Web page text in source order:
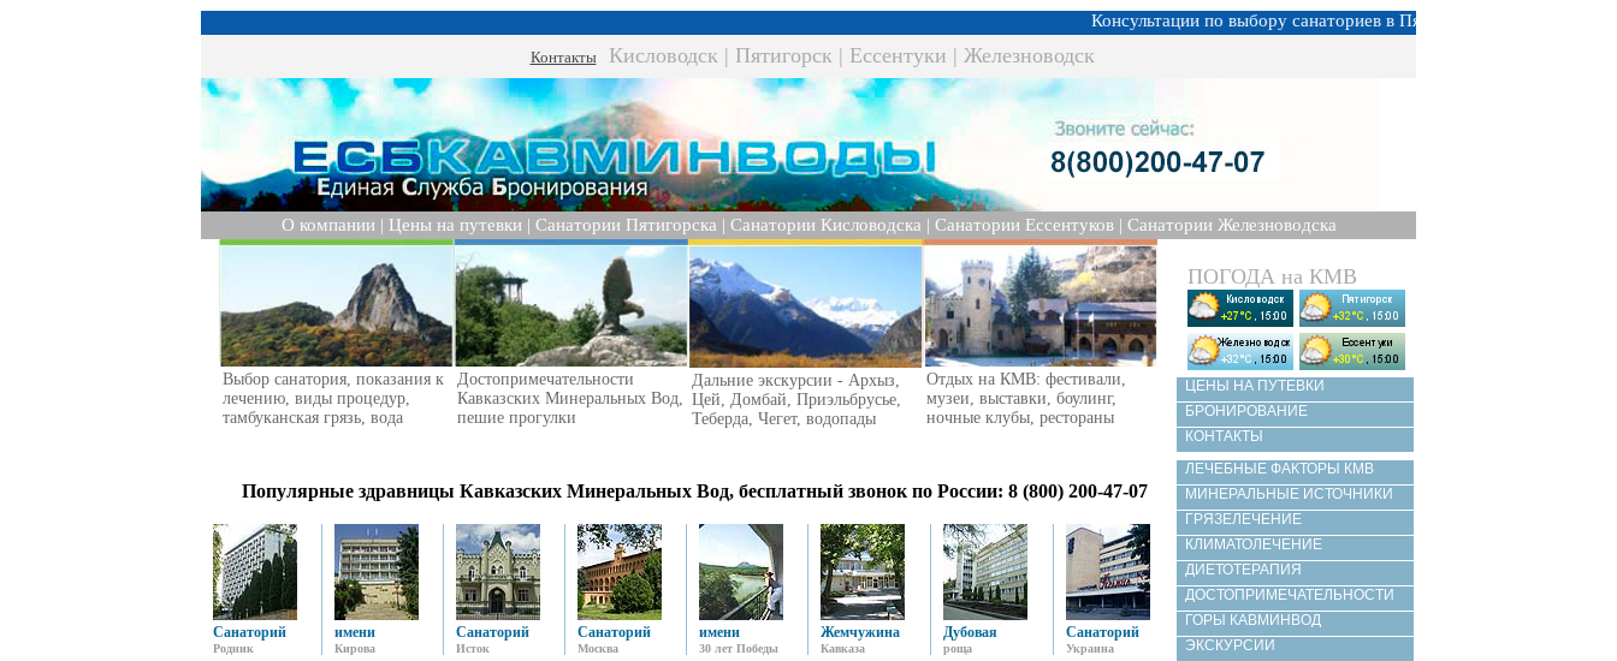
Консультации по выбору санаториев в Пятигорске, Кисловодске,
Контакты Кисловодск| Пятигорск| Ессентуки | Железноводск
О компании | Цены на путевки | Санатории Пятигорска | Санатории Кисловодска | Санатории Ессентуков| Санатории Железноводска
Выбор санатория, показания к
лечению, виды процедур,
тамбуканская грязь, вода
Достопримечательности
Кавказских Минеральных Вод,
пешие прогулки
Дальние экскурсии - Архыз,
Цей, Домбай, Приэльбрусье,
Теберда, Чегет, водопады
Отдых на КМВ: фестивали,
музеи, выставки, боулинг,
ночные клубы, рестораны
ПОГОДА на КМВ
ЦЕНЫ НА ПУТЕВКИ
БРОНИРОВАНИЕ
КОНТАКТЫ
Популярные здравницы Кавказских Минеральных Вод, бесплатный звонок по России: 8 (800) 200-47-07
Санаторий
Родник
имени
Кирова
Санаторий
Исток
Санаторий
Москва
имени
30 лет Победы
Жемчужина
Кавказа
Дубовая
роща
Санаторий
Украина
ЛЕЧЕБНЫЕ ФАКТОРЫ КМВ
МИНЕРАЛЬНЫЕ ИСТОЧНИКИ
ГРЯЗЕЛЕЧЕНИЕ
КЛИМАТОЛЕЧЕНИЕ
ДИЕТОТЕРАПИЯ
ДОСТОПРИМЕЧАТЕЛЬНОСТИ
ГОРЫ КАВМИНВОД
ЭКСКУРСИИ